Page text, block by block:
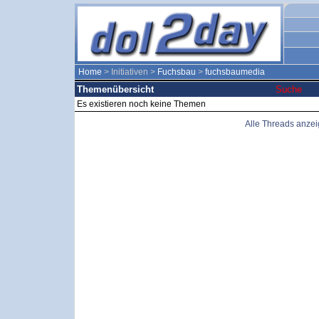
Home > Initiativen > Fuchsbau > fuchsbaumedia
Themenübersicht Suche
Es existieren noch keine Themen
Alle Threads